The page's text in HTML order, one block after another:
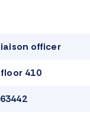
officer
410